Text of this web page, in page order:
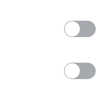
of Change: Έκθεση